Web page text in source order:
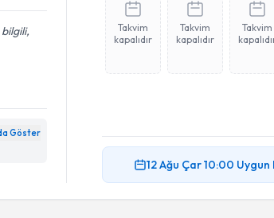
Göster
Takvim
kapalıdır
Takvim
kapalıdır
Takvim
12 Ağu Çar10:00 Uygun